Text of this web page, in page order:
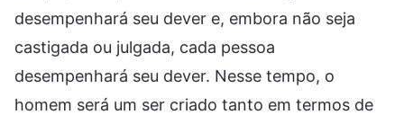
desempenhará seu dever e, embora não seja
castigada ou julgada, cada pessoa
desempenhará seu dever. Nesse tempo, o
homem será um ser criado tanto em termos de